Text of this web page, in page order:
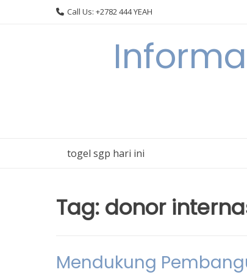
Call Us: +2782 444 YEAH
togel sgp hari ini
Tag: donor
Mendukung